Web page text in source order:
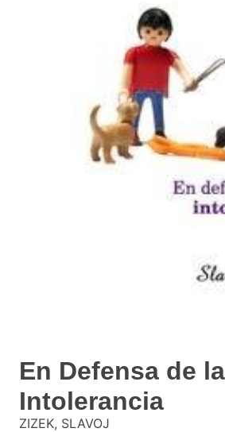
En Defensa de la
Intolerancia
ZIZEK, SLAVOJ